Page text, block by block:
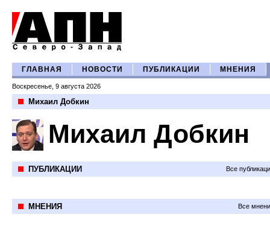
ГЛАВНАЯ НОВОСТИ ПУБЛИКАЦИИ МНЕНИЯ
Воскресенье, 9 августа 2026
Михаил Добкин
Михаил Добкин
ПУБЛИКАЦИИ Все
МНЕНИЯ Все